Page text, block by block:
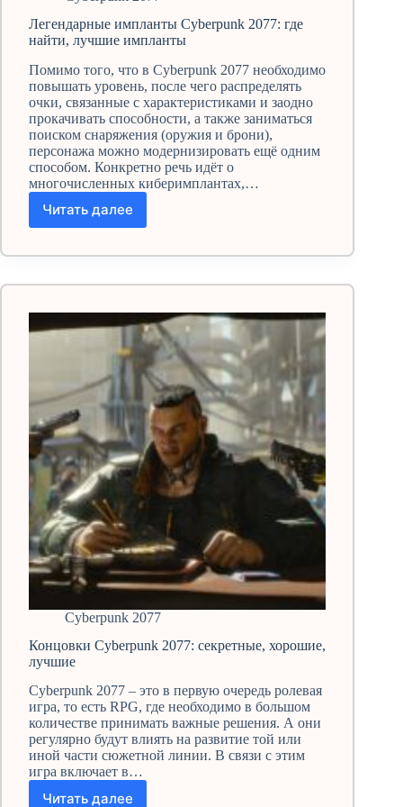
Легендарные импланты Cyberpunk 2077: где
найти, лучшие импланты
Помимо того, что в Cyberpunk 2077 необходимо
повышать уровень, после чего распределять
очки, связанные с характеристиками и заодно
прокачивать способности, а также заниматься
поиском снаряжения (оружия и брони),
персонажа можно модернизировать ещё одним
способом. Конкретно речь идёт о
многочисленных киберимплантах,…
Читать далее
Легендарные
импланты
Cyberpunk
где
лучшие
импланты
Cyberpunk 2077
Концовки Cyberpunk 2077: секретные, хорошие,
лучшие
Cyberpunk 2077 – это в первую очередь ролевая
игра, то есть RPG, где необходимо в большом
количестве принимать важные решения. А они
регулярно будут влиять на развитие той или
иной части сюжетной линии. В связи с этим
игра включает в…
Читать далее